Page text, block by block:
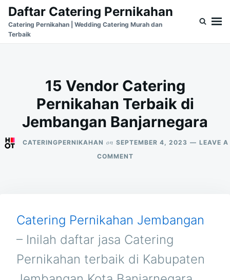
Skip
content
Search
for:
Daftar Catering Pernikahan
Catering Pernikahan | Wedding Catering Murah dan
Terbaik
15 Vendor Catering
Pernikahan Terbaik di
Jembangan Banjarnegara
CATERINGPERNIKAHAN on SEPTEMBER 4, 2023
LEAVE A
COMMENTON
JEMBANGAN
BANJARNEGARA
Catering Pernikahan Jembangan
– Inilah daftar jasa Catering
Pernikahan terbaik di Kabupaten